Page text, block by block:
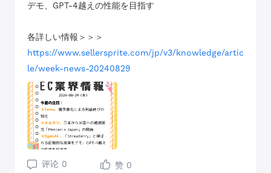
デモ、GPT-4越えの性能を目指す
各詳しい情報＞＞＞
https://www.sellersprite.com/jp/v3/knowledge/artic
le/week-news-20240829
评论 0 赞 0